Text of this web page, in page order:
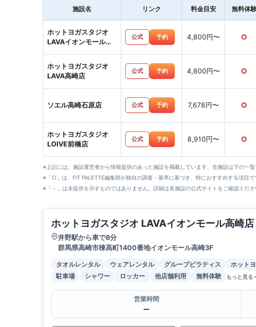
施設名 リンク 料金目安 無料体
ホットヨガスタジオ
LAVAイオンモール高
公式 予約 4,800円〜 ○
ホットヨガスタジオ
LAVA高崎店
公式 予約 4,800円〜 ○
ソエル高崎石原店 公式 予約 7,678円〜 ○
ホットヨガスタジオ
LOIVE前橋店
公式 予約 8,910円〜 ○
※上記には、施設運営者から情報提供のあった施設を掲載しています。全施設は下の一覧
※「○」は、FIT PALETTE編集部が独自の調査・基準に基づき、特におすすめする項目で
※「－」は未提供を示すものではありません。詳細は各施設の公式サイトをご確認くださ
ホットヨガスタジオ LAVAイオンモール高崎店
井野駅から車で8分
群馬県高崎市棟高町1400番地イオンモール高崎3F
タオルレンタル ウェアレンタル グループピラティス ホット
駐車場
シャワー ロッカー 他店舗利用 無料体験 もっと見る
営業時間
ー